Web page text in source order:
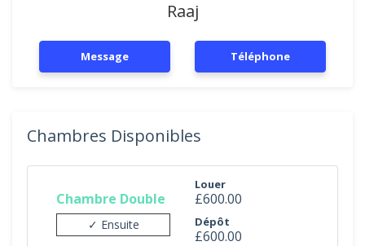
Raaj
Message Téléphone
Chambres Disponibles
Chambre Double
✓ Ensuite
Louer
£600.00
Dépôt
£600.00